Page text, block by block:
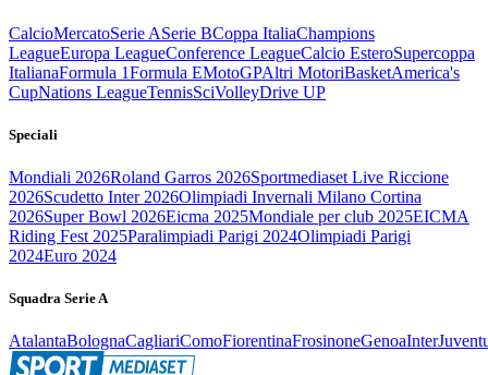
CalcioMercatoSerie ASerie BCoppa ItaliaChampions
LeagueEuropa LeagueConference LeagueCalcio EsteroSupercoppa
ItalianaFormula 1Formula EMotoGPAltri MotoriBasketAmerica's
CupNations LeagueTennisSciVolleyDrive UP
Speciali
Mondiali 2026Roland Garros 2026Sportmediaset Live Riccione
2026Scudetto Inter 2026Olimpiadi Invernali Milano Cortina
2026Super Bowl 2026Eicma 2025Mondiale per club 2025EICMA
Riding Fest 2025Paralimpiadi Parigi 2024Olimpiadi Parigi
2024Euro 2024
Squadra Serie A
AtalantaBolognaCagliariComoFiorentinaFrosinoneGenoaInter